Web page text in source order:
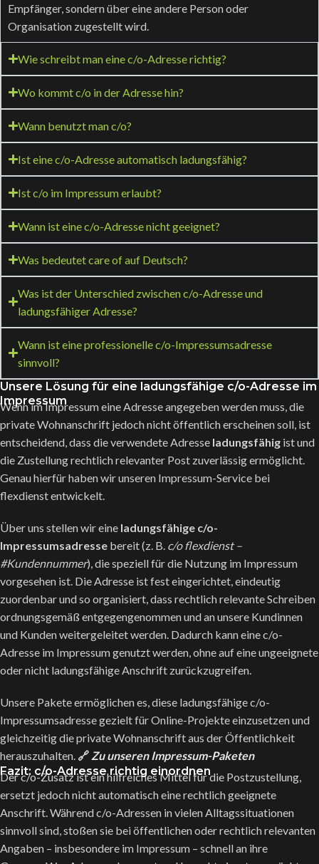
Empfänger, sondern über eine andere Person oder
Organisation zugestellt wird.
Wie schreibt man eine c/o-Adresse richtig?
Wo kommt c/o in der Adresse hin?
Wann benutzt man c/o?
Ist eine c/o-Adresse automatisch ladungsfähig?
Ist c/o im Impressum erlaubt?
Wann ist eine c/o-Adresse nicht geeignet?
Was bedeutet care of auf Deutsch?
Was ist der Unterschied zwischen c/o-Adresse und
ladungsfähiger Adresse?
Wann ist eine professionelle c/o-Impressumsadresse
sinnvoll?
Unsere Lösung für eine ladungsfähige c/o-Adresse im
Impressum
Wenn im Impressum eine Adresse angegeben werden muss, die
private Wohnanschrift jedoch nicht öffentlich erscheinen soll, ist
entscheidend, dass die verwendete Adresse ladungsfähig ist und
die Zustellung rechtlich relevanter Post zuverlässig ermöglicht.
Genau hierfür haben wir unseren Impressum-Service bei
flexdienst entwickelt.
Über uns stellen wir eine ladungsfähige c/o-
Impressumsadresse bereit (z. B. c/o flexdienst –
#Kundennummer), die speziell für die Nutzung im Impressum
vorgesehen ist. Die Adresse ist fest eingerichtet, eindeutig
zuordenbar und so organisiert, dass rechtlich relevante Schreiben
ordnungsgemäß entgegengenommen und an unsere Kundinnen
und Kunden weitergeleitet werden. Dadurch kann eine c/o-
Adresse im Impressum genutzt werden, ohne auf eine ungeeignete
oder nicht ladungsfähige Anschrift zurückzugreifen.
Unsere Pakete ermöglichen es, diese ladungsfähige c/o-
Impressumsadresse gezielt für Online-Projekte einzusetzen und
gleichzeitig die private Wohnanschrift aus der Öffentlichkeit
herauszuhalten. 🔗 Zu unseren Impressum-Paketen
Fazit: c/o-Adresse richtig einordnen
Der c/o-Zusatz ist ein hilfreiches Mittel für die Postzustellung,
ersetzt jedoch nicht automatisch eine rechtlich geeignete
Anschrift. Während c/o-Adressen in vielen Alltagssituationen
sinnvoll sind, stoßen sie bei öffentlichen oder rechtlich relevanten
Angaben – insbesondere im Impressum – schnell an ihre